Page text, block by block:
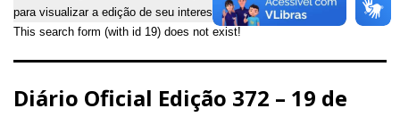
para visualizar a edição de seu interesse.
This search form (with id 19) does not exist!
Diário Oficial Edição 372 – 19 de